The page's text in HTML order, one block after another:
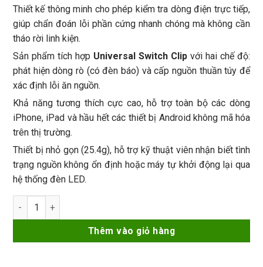
Thiết kế thông minh cho phép kiểm tra dòng điện trực tiếp,
giúp chẩn đoán lỗi phần cứng nhanh chóng mà không cần
tháo rời linh kiện.
Sản phẩm tích hợp Universal Switch Clip với hai chế độ:
phát hiện dòng rò (có đèn báo) và cấp nguồn thuần túy để
xác định lỗi ăn nguồn.
Khả năng tương thích cực cao, hỗ trợ toàn bộ các dòng
iPhone, iPad và hầu hết các thiết bị Android không mã hóa
trên thị trường.
Thiết bị nhỏ gọn (25.4g), hỗ trợ kỹ thuật viên nhận biết tình
trạng nguồn không ổn định hoặc máy tự khởi động lại qua
hệ thống đèn LED.
Kẹp nguồn Lanrui M191 universal switch clip hỗ trợ các
Thêm vào giỏ hàng